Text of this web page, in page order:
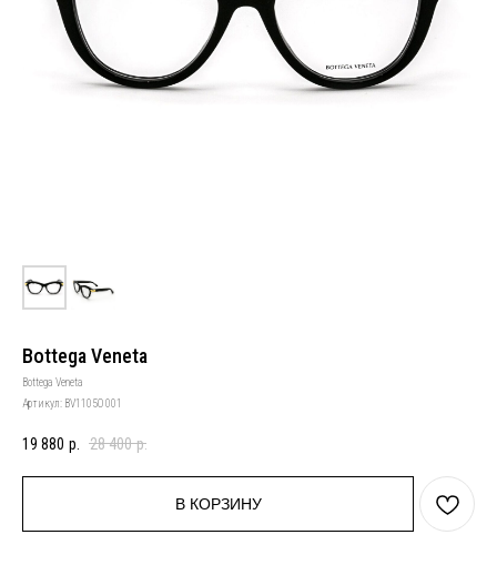
Bottega Veneta
Bottega Veneta
Артикул: BV1105O 001
19 880 р. 28 400 р.
В КОРЗИНУ